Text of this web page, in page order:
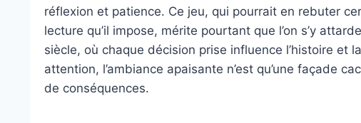
réflexion et patience. Ce jeu, qui pourrait en rebuter
lecture qu’il impose, mérite pourtant que l’on s’y
siècle, où chaque décision prise influence l’histoire et
attention, l’ambiance apaisante n’est qu’une façade
de conséquences.